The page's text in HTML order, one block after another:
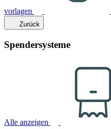
vorlagen
Zurück
Spendersysteme
Alle anzeigen